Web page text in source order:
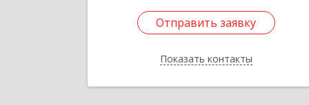
Отправить заявку
Показать контакты
Отправить заявку
Назад